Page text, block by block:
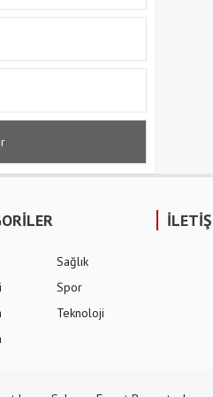
Sağlık
Spor
Teknoloji